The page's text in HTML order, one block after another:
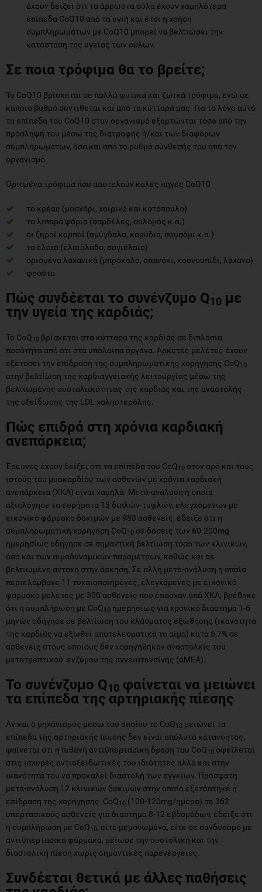
έχουν δείξει ότι τα άρρωστα ούλα έχουν χαμηλότερα
επίπεδα CoQ10 από τα υγιή και έτσι η χρήση
συμπληρωμάτων με CoQ10 μπορεί να βελτιώσει την
κατάσταση της υγείας των ούλων.
Σε ποια τρόφιμα θα το βρείτε;
Το CoQ10 βρίσκεται σε πολλά φυτικά και ζωικά τρόφιμα, ενώ σε
κάποιο βαθμό συντίθεται και από τα κύτταρά μας. Για το λόγο αυτό
τα επίπεδα του CoQ10 στον οργανισμό εξαρτώνται τόσο από την
πρόσληψή του μέσω της διατροφής ή/και των διαφόρων
συμπληρωμάτων, όσο και από το ρυθμό σύνθεσής του από τον
οργανισμό.
Ορισμένα τρόφιμα που αποτελούν καλές πηγές CoQ10
το κρέας (μοσχάρι, χοιρινό και κοτόπουλο)
τα λιπαρά ψάρια (σαρδέλες, σολομός κ.α.)
οι ξηροί καρποί (αμύγδαλα, καρύδια, σουσάμι κ.α.)
τα έλαια (ελαιόλαδο, σογιέλαιο)
ορισμένα λαχανικά (μπρόκολο, σπανάκι, κουνουπίδι, λάχανο)
φρούτα
Πώς συνδέεται το συνένζυμο Q10 με
την υγεία της καρδιάς;
Το CoQ10 βρίσκεται στα κύτταρα της καρδιάς σε διπλάσια
ποσότητα από ότι στα υπόλοιπα όργανα. Αρκετές μελέτες έχουν
εξετάσει την επίδραση της συμπληρωματικής χορήγησης CoQ10
στην βελτίωση της καρδιαγγειακής λειτουργίας μέσω της
βελτιωμένης συσταλτικότητας της καρδιάς και της αναστολής
της οξείδωσης της LDL χοληστερόλης.
Πώς επιδρά στη χρόνια καρδιακή
ανεπάρκεια;
Έρευνες έχουν δείξει ότι τα επίπεδα του CoQ10 στον ορό και τους
ιστούς του μυοκαρδίου των ασθενών με χρόνια καρδιακή
ανεπάρκεια (ΧΚΑ) είναι χαμηλά. Μετά-ανάλυση η οποία
αξιολόγησε τα ευρήματα 13 διπλών-τυφλών, ελεγχόμενων με
εικονικό φάρμακο δοκιμών με 988 ασθενείς, έδειξε ότι η
συμπληρωματική χορήγηση CoQ10 σε δόσεις των 60-200mg
ημερησίως οδήγησε σε σημαντική βελτίωση τόσο των κλινικών,
όσο και των αιμοδυναμικών παραμέτρων, καθώς και σε
βελτιωμένη αντοχή στην άσκηση. Σε άλλη μετά-ανάλυση η οποία
περιελάμβανε 11 τυχαιοποιημένες, ελεγχόμενες με εικονικό
φάρμακο μελέτες με 300 ασθενείς που έπασχαν από ΧΚΑ, βρέθηκε
ότι η συμπλήρωση με CoQ10 ημερησίως για χρονικό διάστημα 1-6
μηνών οδήγησε σε βελτίωση του κλάσματος εξώθησης (ικανότητα
της καρδιάς να εξωθεί αποτελεσματικά το αίμα) κατά 6,7% σε
ασθενείς στους οποίους δεν χορηγήθηκαν αναστολείς του
μετατρεπτικού ενζύμου της αγγειοτενσίνης (αΜΕΑ).
Το συνένζυμο Q10 φαίνεται να μειώνει
τα επίπεδα της αρτηριακής πίεσης
Αν και ο μηχανισμός μέσω του οποίου το CoQ10 μειώνει τα
επίπεδα της αρτηριακής πίεσης δεν είναι απόλυτα κατανοητός,
φαίνεται ότι η πιθανή αντιϋπερτασική δράση του CoQ10 οφείλεται
στις ισχυρές αντιοξειδωτικές του ιδιότητες αλλά και στην
ικανότητά του να προκαλεί διαστολή των αγγείων. Πρόσφατη
μετά-ανάλυση 12 κλινικών δοκιμών στην οποία εξετάστηκε η
επίδραση της χορήγησης CoQ10 (100-120mg/ημέρα) σε 362
υπερτασικούς ασθενείς για διάστημα 8-12 εβδομάδων, έδειξε ότι
η συμπλήρωση με CoQ10, είτε μεμονωμένα, είτε σε συνδυασμό με
αντιϋπερτασικά φάρμακα, μείωσε την συστολική και την
διαστολική πίεση χωρίς σημαντικές παρενέργειες.
Συνδέεται θετικά με άλλες παθήσεις